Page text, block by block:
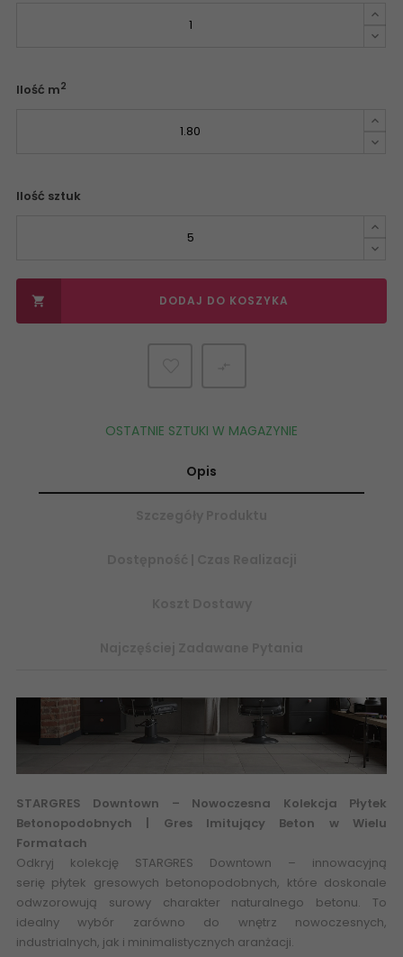
Ilość m2
Ilość sztuk
 DODAJ DO KOSZYKA
OSTATNIE SZTUKI W MAGAZYNIE
Opis
STARGRES Downtown – Nowoczesna Kolekcja Płytek
Betonopodobnych | Gres Imitujący Beton w Wielu
Formatach
Odkryj kolekcję STARGRES Downtown – innowacyjną
serię płytek gresowych betonopodobnych, które doskonale
odwzorowują surowy charakter naturalnego betonu. To
idealny wybór zarówno do wnętrz nowoczesnych,
industrialnych, jak i minimalistycznych aranżacji.